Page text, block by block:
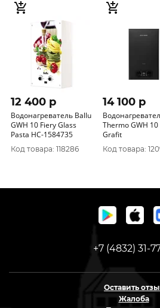
12 400 p
Водонагреватель Ballu
GWH 10 Fiery Glass
Pasta НС-1584735
Код товара: 118286
14 100 p
Thermo GWH
Grafit
Код товара:
+7 (4832) 31-
Оставить
Жалоба